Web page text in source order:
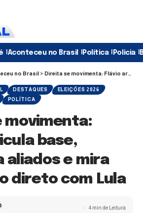
Aconteceu no Brasil Política Policia
no Brasil > Direita se movimenta: Flávio articula base, emociona aliados e mira confronto direto com Lula
DESTAQUES
ELEIÇÕES 2026
POLÍTICA
movimenta:
base,
aliados e mira
direto com Lula
4 min de Leitura